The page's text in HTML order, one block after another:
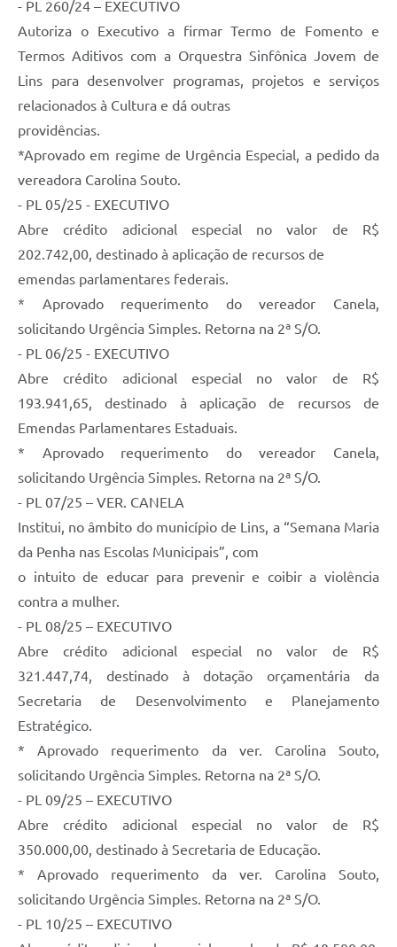
- PL 260/24 – EXECUTIVO
Autoriza o Executivo a firmar Termo de Fomento e
Termos Aditivos com a Orquestra Sinfônica Jovem de
Lins para desenvolver programas, projetos e serviços
relacionados à Cultura e dá outras
providências.
*Aprovado em regime de Urgência Especial, a pedido da
vereadora Carolina Souto.
- PL 05/25 - EXECUTIVO
Abre crédito adicional especial no valor de R$
202.742,00, destinado à aplicação de recursos de
emendas parlamentares federais.
* Aprovado requerimento do vereador Canela,
solicitando Urgência Simples. Retorna na 2ª S/O.
- PL 06/25 - EXECUTIVO
Abre crédito adicional especial no valor de R$
193.941,65, destinado à aplicação de recursos de
Emendas Parlamentares Estaduais.
* Aprovado requerimento do vereador Canela,
solicitando Urgência Simples. Retorna na 2ª S/O.
- PL 07/25 – VER. CANELA
Institui, no âmbito do município de Lins, a “Semana Maria
da Penha nas Escolas Municipais”, com
o intuito de educar para prevenir e coibir a violência
contra a mulher.
- PL 08/25 – EXECUTIVO
Abre crédito adicional especial no valor de R$
321.447,74, destinado à dotação orçamentária da
Secretaria de Desenvolvimento e Planejamento
Estratégico.
* Aprovado requerimento da ver. Carolina Souto,
solicitando Urgência Simples. Retorna na 2ª S/O.
- PL 09/25 – EXECUTIVO
Abre crédito adicional especial no valor de R$
350.000,00, destinado à Secretaria de Educação.
* Aprovado requerimento da ver. Carolina Souto,
solicitando Urgência Simples. Retorna na 2ª S/O.
- PL 10/25 – EXECUTIVO